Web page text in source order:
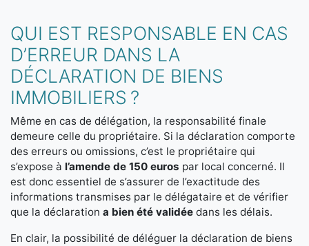
QUI EST RESPONSABLE EN CAS
D’ERREUR DANS LA
DÉCLARATION DE BIENS
IMMOBILIERS ?
Même en cas de délégation, la responsabilité finale
demeure celle du propriétaire. Si la déclaration comporte
des erreurs ou omissions, c’est le propriétaire qui
s’expose à l’amende de 150 euros par local concerné. Il
est donc essentiel de s’assurer de l’exactitude des
informations transmises par le délégataire et de vérifier
que la déclaration a bien été validée dans les délais.
En clair, la possibilité de déléguer la déclaration de biens